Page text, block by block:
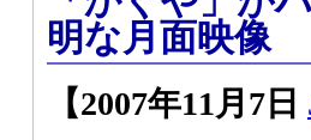
明な月面映像
【2007年11月7日